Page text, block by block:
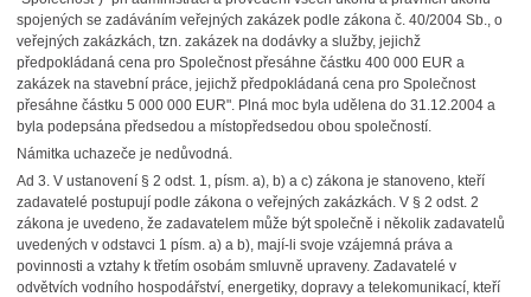
spojených se zadáváním veřejných zakázek podle zákona č. 40/2004 Sb., o
veřejných zakázkách, tzn. zakázek na dodávky a služby, jejichž
předpokládaná cena pro Společnost přesáhne částku 400 000 EUR a
zakázek na stavební práce, jejichž předpokládaná cena pro Společnost
přesáhne částku 5 000 000 EUR". Plná moc byla udělena do 31.12.2004 a
byla podepsána předsedou a místopředsedou obou společností.
Námitka uchazeče je nedůvodná.
Ad 3. V ustanovení § 2 odst. 1, písm. a), b) a c) zákona je stanoveno, kteří
zadavatelé postupují podle zákona o veřejných zakázkách. V § 2 odst. 2
zákona je uvedeno, že zadavatelem může být společně i několik zadavatelů
uvedených v odstavci 1 písm. a) a b), mají-li svoje vzájemná práva a
povinnosti a vztahy k třetím osobám smluvně upraveny. Zadavatelé v
odvětvích vodního hospodářství, energetiky, dopravy a telekomunikací, kteří